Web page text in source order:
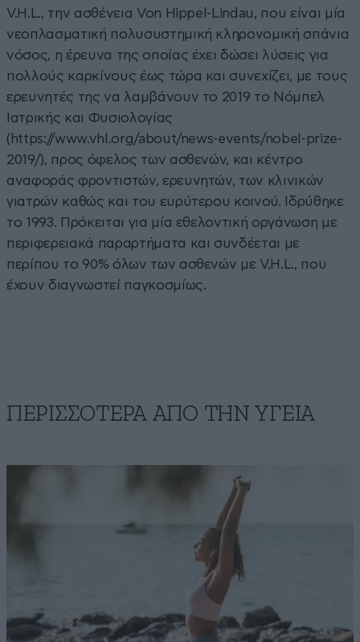
V.H.L., την ασθένεια Von Hippel-Lindau, που είναι μία
νεοπλασματική πολυσυστημική κληρονομική σπάνια
νόσος, η έρευνα της οποίας έχει δώσει λύσεις για
πολλούς καρκίνους έως τώρα και συνεχίζει, με τους
ερευνητές της να λαμβάνουν το 2019 το Νόμπελ
Ιατρικής και Φυσιολογίας
(https://www.vhl.org/about/news-events/nobel-prize-
2019/), προς όφελος των ασθενών, και κέντρο
αναφοράς φροντιστών, ερευνητών, των κλινικών
γιατρών καθώς και του ευρύτερου κοινού. Ιδρύθηκε
το 1993. Πρόκειται για μία εθελοντική οργάνωση με
περιφερειακά παραρτήματα και συνδέεται με
περίπου το 90% όλων των ασθενών με V.H.L., που
έχουν διαγνωστεί παγκοσμίως.
ΠΕΡΙΣΣΟΤΕΡΑ ΑΠΟ ΤΗΝ ΥΓΕΙΑ